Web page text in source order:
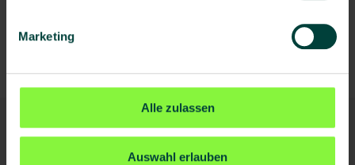
Marketing
Alle zulassen
Auswahl erlauben
Ihre Kontaktperson